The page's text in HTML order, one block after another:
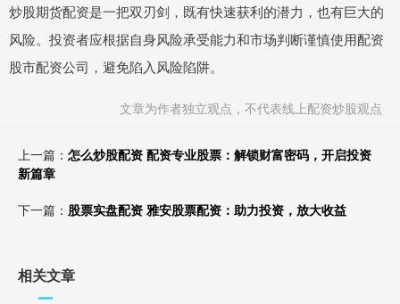
炒股期货配资是一把双刃剑，既有快速获利的潜力，也有巨大的
风险。投资者应根据自身风险承受能力和市场判断谨慎使用配资
股市配资公司，避免陷入风险陷阱。
文章为作者独立观点，不代表线上配资炒股观点
上一篇： 怎么炒股配资 配资专业股票：解锁财富密码，开启投资
新篇章
下一篇： 股票实盘配资 雅安股票配资：助力投资，放大收益
相关文章